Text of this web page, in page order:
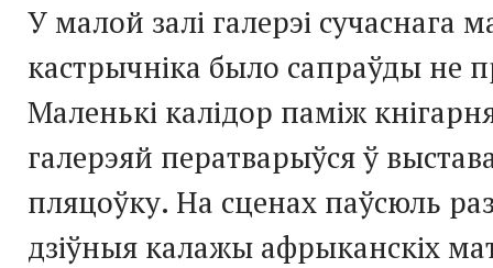
У малой залі галерэі сучаснага
кастрычніка было сапраўды не
Маленькі калідор паміж
галерэяй ператварыўся ў
пляцоўку. На сценах паўсюль
дзіўныя калажы афрыканскіх